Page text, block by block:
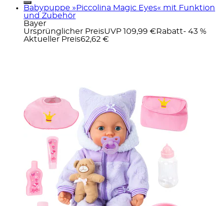
Babypuppe »Piccolina Magic Eyes« mit Funktion
und Zubehör
Bayer
Ursprünglicher PreisUVP 109,99 € Rabatt- 43 %
Aktueller Preis62,62 €